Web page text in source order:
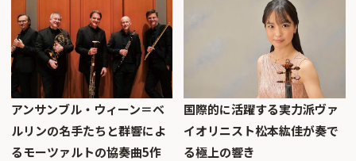
アンサンブル・ウィーン＝ベ
ルリンの名手たちと群響によ
るモーツァルトの協奏曲5作
国際的に活躍する実力派ヴァ
イオリニスト松本紘佳が奏で
る極上の響き